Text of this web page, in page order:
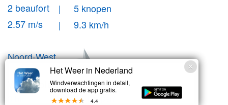
2 beaufort
| 5 knopen
2.57 m/s
| 9.3 km/h
Noord-West
Windstoten
| 8.1 knopen
Het Weer in Nederland
Windverwachtingen in detail,
download de app gratis.
4.4